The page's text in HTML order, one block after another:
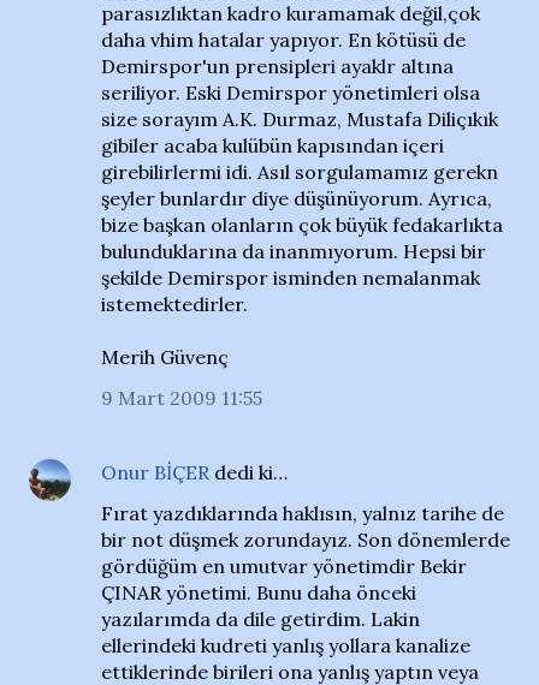
parasızlıktan kadro kuramamak değil,çok
daha vhim hatalar yapıyor. En kötüsü de
Demirspor'un prensipleri ayaklr altına
seriliyor. Eski Demirspor yönetimleri olsa
size sorayım A.K. Durmaz, Mustafa Diliçıkık
gibiler acaba kulübün kapısından içeri
girebilirlermi idi. Asıl sorgulamamız gerekn
şeyler bunlardır diye düşünüyorum. Ayrıca,
bize başkan olanların çok büyük fedakarlıkta
bulunduklarına da inanmıyorum. Hepsi bir
şekilde Demirspor isminden nemalanmak
istemektedirler.
Merih Güvenç
9 Mart 2009 11:55
Onur BİÇER dedi ki…
Fırat yazdıklarında haklısın, yalnız tarihe de
bir not düşmek zorundayız. Son dönemlerde
gördüğüm en umutvar yönetimdir Bekir
ÇINAR yönetimi. Bunu daha önceki
yazılarımda da dile getirdim. Lakin
ellerindeki kudreti yanlış yollara kanalize
ettiklerinde birileri ona yanlış yaptın veya